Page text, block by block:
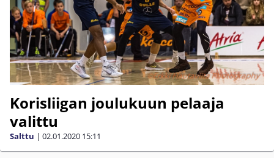
Korisliigan joulukuun pelaaja
valittu
Salttu | 02.01.2020 15:11